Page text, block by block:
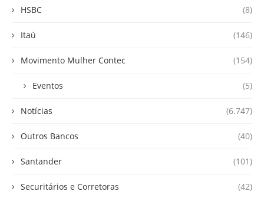
HSBC (8)
Itaú (146)
Movimento Mulher Contec (154)
Eventos (5)
Notícias (6.747)
Outros Bancos (40)
Santander (101)
Securitários e Corretoras (42)